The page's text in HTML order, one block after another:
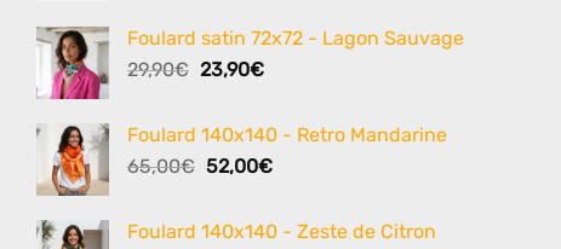
Foulard satin 72x72 - Lagon Sauvage
29,90€ Le
était :
29,90€.
23,90€Le
est :
23,90€.
Foulard 140x140 - Retro Mandarine
65,00€ Le
était :
52,00€Le
est :
Foulard 140x140 - Zeste de Citron